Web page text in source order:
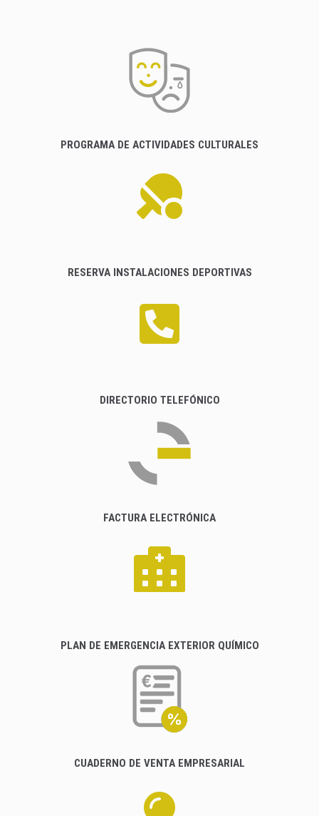
PROGRAMA DE ACTIVIDADES CULTURALES
RESERVA INSTALACIONES DEPORTIVAS
DIRECTORIO TELEFÓNICO
FACTURA ELECTRÓNICA
PLAN DE EMERGENCIA EXTERIOR QUÍMICO
CUADERNO DE VENTA EMPRESARIAL